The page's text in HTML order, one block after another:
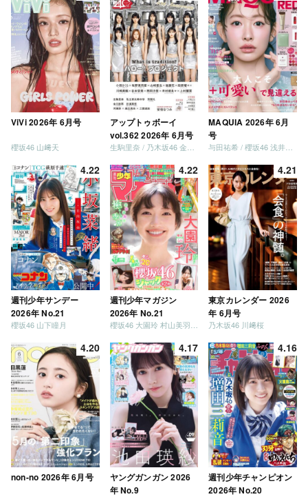
ViVi 2026年 6月号
櫻坂46 山﨑天
アップトゥボーイ
vol.362 2026年 6月号
生駒里奈 / 乃木坂46 金川紗耶 森平麗心
MAQUIA 2026年 6月
号
与田祐希 / 櫻坂46 浅井恋乃未
4.22
週刊少年サンデー
2026年 No.21
櫻坂46 山下瞳月
4.22
週刊少年マガジン
2026年 No.21
4.21
東京カレンダー 2026
年 6月号
乃木坂46 川﨑桜
4.20
non-no 2026年 6月号
4.17
ヤングガンガン 2026
年 No.9
4.16
週刊少年チャンピオン
2026年 No.20